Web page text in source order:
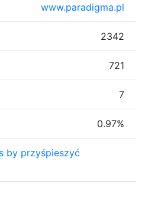
www.paradigma.pl
2342
721
7
0.97%
by przyśpieszyć